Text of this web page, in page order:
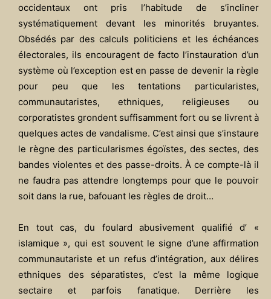
occidentaux ont pris l’habitude de s’incliner
systématiquement devant les minorités bruyantes.
Obsédés par des calculs politiciens et les échéances
électorales, ils encouragent de facto l’instauration d’un
système où l’exception est en passe de devenir la règle
pour peu que les tentations particularistes,
communautaristes, ethniques, religieuses ou
corporatistes grondent suffisamment fort ou se livrent à
quelques actes de vandalisme. C’est ainsi que s’instaure
le règne des particularismes égoïstes, des sectes, des
bandes violentes et des passe-droits. À ce compte-là il
ne faudra pas attendre longtemps pour que le pouvoir
soit dans la rue, bafouant les règles de droit…
En tout cas, du foulard abusivement qualifié d’ «
islamique », qui est souvent le signe d’une affirmation
communautariste et un refus d’intégration, aux délires
ethniques des séparatistes, c’est la même logique
sectaire et parfois fanatique. Derrière les